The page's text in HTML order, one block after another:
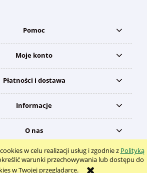
w celu realizacji usług i zgodnie z Polityką
warunki przechowywania lub dostępu do
w Twojej przeglądarce.
Pomoc
Moje konto
Płatności i dostawa
Informacje
O nas
pełną wersję strony